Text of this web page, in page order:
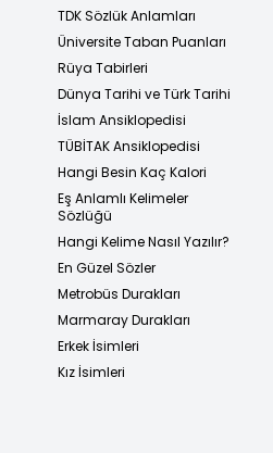
TDK Sözlük Anlamları
Üniversite Taban Puanları
Rüya Tabirleri
Dünya Tarihi ve Türk Tarihi
İslam Ansiklopedisi
TÜBİTAK Ansiklopedisi
Hangi Besin Kaç Kalori
Eş Anlamlı Kelimeler
Sözlüğü
Hangi Kelime Nasıl Yazılır?
En Güzel Sözler
Metrobüs Durakları
Marmaray Durakları
Erkek İsimleri
Kız İsimleri